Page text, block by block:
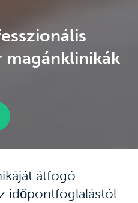
átfogó
időpontfoglalástól